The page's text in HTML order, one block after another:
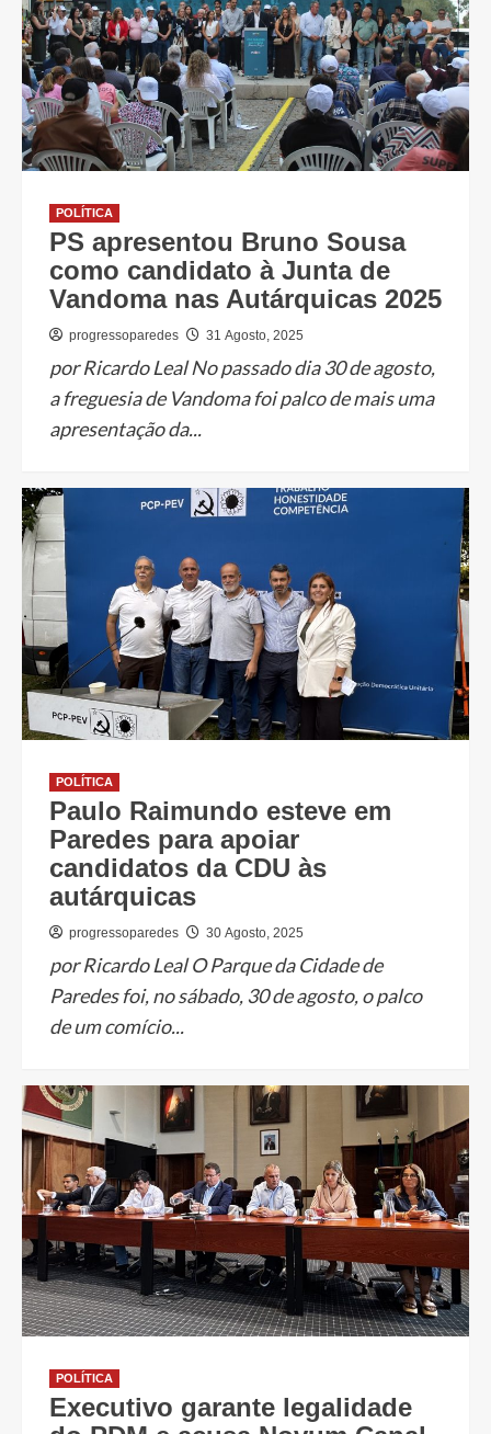
POLÍTICA
PS apresentou Bruno Sousa
como candidato à Junta de
Vandoma nas Autárquicas 2025
progressoparedes 31 Agosto, 2025
por Ricardo Leal No passado dia 30 de agosto,
a freguesia de Vandoma foi palco de mais uma
apresentação da...
POLÍTICA
Paulo Raimundo esteve em
Paredes para apoiar
candidatos da CDU às
autárquicas
progressoparedes 30 Agosto, 2025
por Ricardo Leal O Parque da Cidade de
Paredes foi, no sábado, 30 de agosto, o palco
de um comício...
POLÍTICA
Executivo garante legalidade